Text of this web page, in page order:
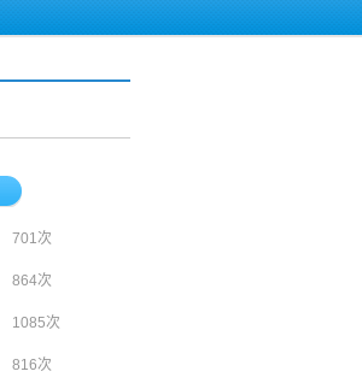
701次
864次
1085次
816次